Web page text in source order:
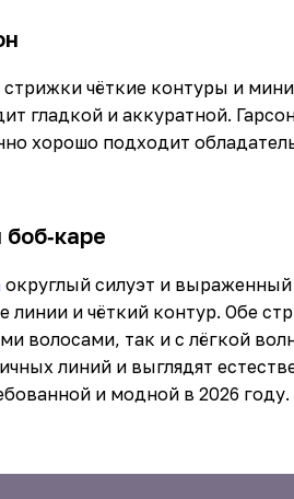
чёткие контуры и
гладкой и аккуратной.
хорошо подходит
боб‑каре
округлый силуэт и выраженный
линии и чёткий контур. Обе
волосами, так и с лёгкой
линий и выглядят
и модной в 2026 году.